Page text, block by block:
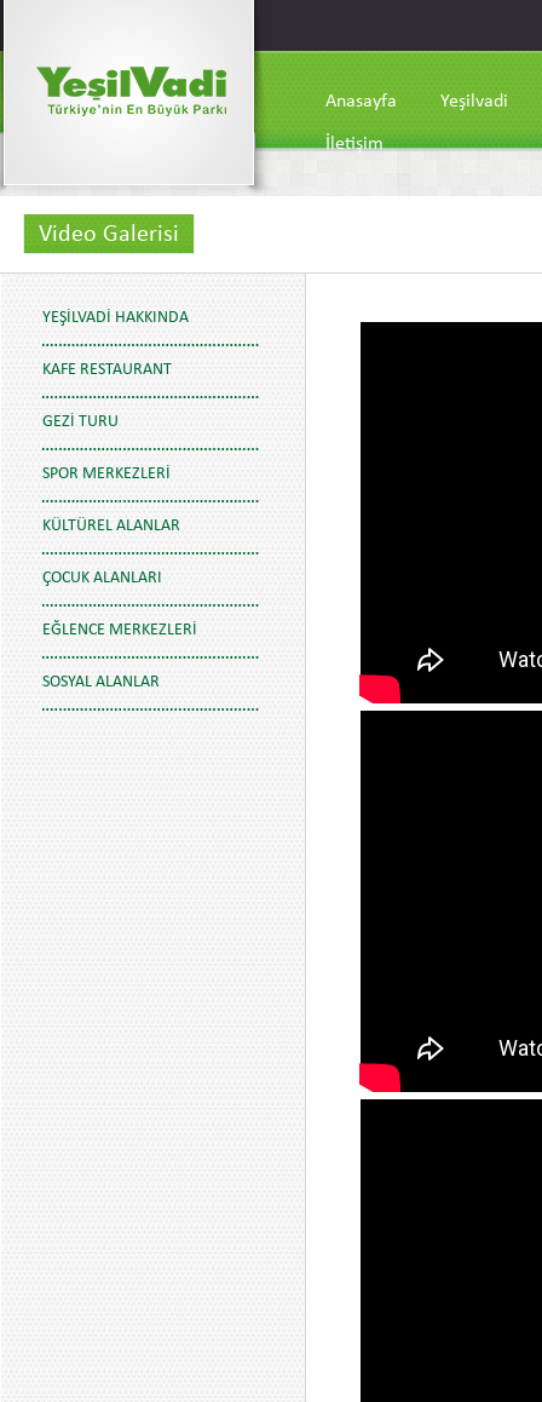
Anasayfa Yeşilvadi
İletişim
Video Galerisi
YEŞILVADI HAKKINDA
KAFE RESTAURANT
GEZI TURU
SPOR MERKEZLERI
KÜLTÜREL ALANLAR
ÇOCUK ALANLARI
EĞLENCE MERKEZLERI
SOSYAL ALANLAR